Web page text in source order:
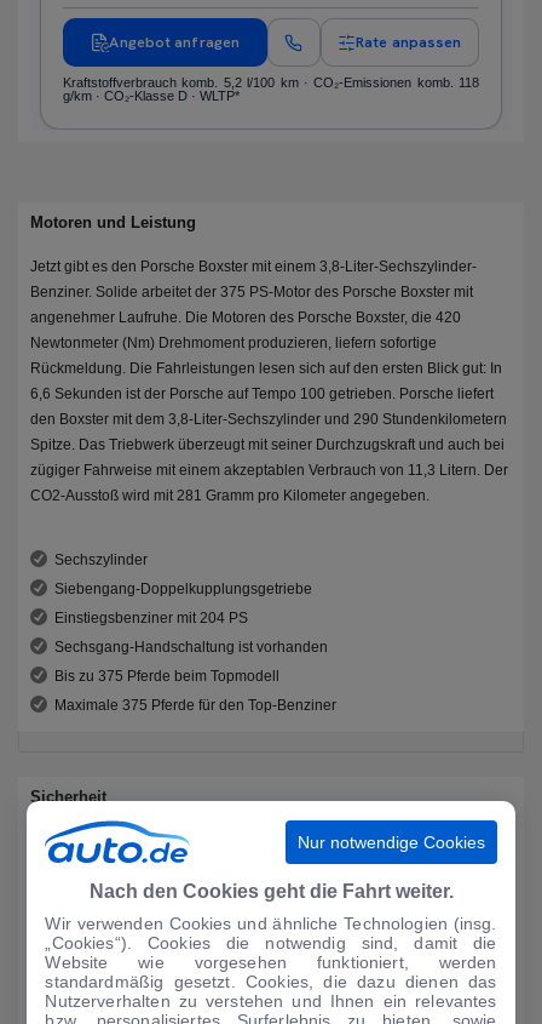
Angebot anfragen Rate anpassen
Kraftstoffverbrauch komb. 5,2 l/100 km · CO₂-Emissionen komb. 118
g/km · CO₂-Klasse D · WLTP*
Motoren und Leistung
Jetzt gibt es den Porsche Boxster mit einem 3,8-Liter-Sechszylinder-
Benziner. Solide arbeitet der 375 PS-Motor des Porsche Boxster mit
angenehmer Laufruhe. Die Motoren des Porsche Boxster, die 420
Newtonmeter (Nm) Drehmoment produzieren, liefern sofortige
Rückmeldung. Die Fahrleistungen lesen sich auf den ersten Blick gut: In
6,6 Sekunden ist der Porsche auf Tempo 100 getrieben. Porsche liefert
den Boxster mit dem 3,8-Liter-Sechszylinder und 290 Stundenkilometern
Spitze. Das Triebwerk überzeugt mit seiner Durchzugskraft und auch bei
zügiger Fahrweise mit einem akzeptablen Verbrauch von 11,3 Litern. Der
CO2-Ausstoß wird mit 281 Gramm pro Kilometer angegeben.
Sechszylinder
Siebengang-Doppelkupplungsgetriebe
Einstiegsbenziner mit 204 PS
Sechsgang-Handschaltung ist vorhanden
Bis zu 375 Pferde beim Topmodell
Maximale 375 Pferde für den Top-Benziner
Sicherheit
Die Sicherheitsausstattung ist beim Porsche Boxster nicht immer gleich.
Üblicherweise ist der Umfang des Gebotenen auch abhängig von der
gewählten Motorisierung. Mehr Leistung ist also im Grunde
gleichbedeutend mit umfangreicherer Sicherheitsausstattung. ABS, ESP,
Seitenairbag und Traktionskontrolle sind im Ausstattungsumpfang mit
enthalten.
Nur notwendige Cookies
Nach den Cookies geht die Fahrt weiter.
Wir verwenden Cookies und ähnliche Technologien (insg.
„Cookies“). Cookies die notwendig sind, damit die
Website wie vorgesehen funktioniert, werden
standardmäßig gesetzt. Cookies, die dazu dienen das
Nutzerverhalten zu verstehen und Ihnen ein relevantes
bzw. personalisiertes Surferlebnis zu bieten, sowie